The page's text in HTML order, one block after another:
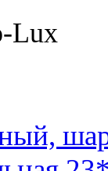
Lux